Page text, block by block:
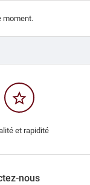
moment.
star_border
et rapidité
nous